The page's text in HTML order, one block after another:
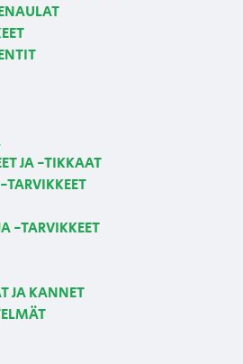
JA -TIKKAAT
TARVIKKEET
-TARVIKKEET
JA KANNET